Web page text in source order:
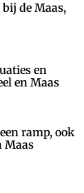
de Maas,
en
en Maas
ramp, ook
Maas